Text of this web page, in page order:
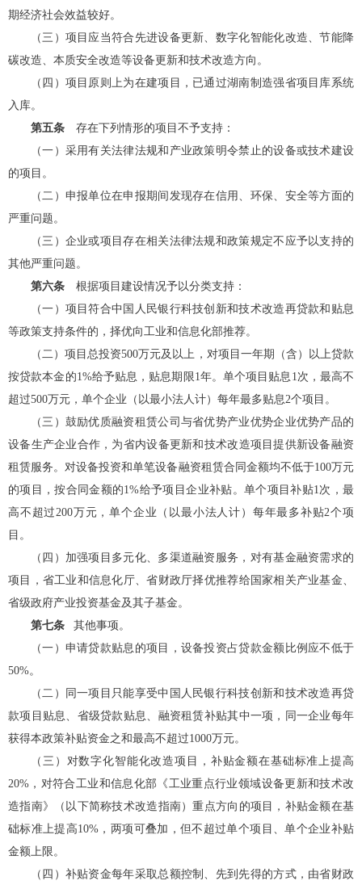
期经济社会效益较好。
（三） 项目应当符合先进设备更新、数字化智能化改造、节能降
碳改造、本质安全改造等设备更新和技术改造方向。
（四） 项目原则上为在建项目，已通过湖南制造强省项目库系统
入库。
第五条
存在下列情形的项目不予支持：
（一）采用有关法律法规和产业政策明令禁止的设备或技术建设
的项目。
（二）申报单位在申报期间发现存在信用、环保、安全等方面的
严重问题。
（三）企业或项目存在相关法律法规和政策规定不应予以支持的
其他严重问题。
第六条
根据项目建设情况予以分类支持：
（一） 项目符合中国人民银行科技创新和技术改造再贷款和贴息
等政策支持条件的，择优向工业和信息化部推荐。
（二）项目总投资500万元及以上，对项目一年期（含）以上贷款
按贷款本金的1%给予贴息，贴息期限1年。单个项目贴息1次，最高不
超过500万元，单个企业（以最小法人计）每年最多贴息2个项目。
（三） 鼓励优质融资租赁公司与省优势产业优势企业优势产品的
设备生产企业合作，为省内设备更新和技术改造项目提供新设备融资
租赁服务。对设备投资和单笔设备融资租赁合同金额均不低于100万元
的项目，按合同金额的1%给予项目企业补贴。单个项目补贴1次，最
高不超过200万元，单个企业（以最小法人计）每年最多补贴2个项
目。
（四） 加强项目多元化、多渠道融资服务，对有基金融资需求的
项目， 省工业和信息化厅、省财政厅择优推荐给国家相关产业基金、
省级政府产业投资基金及其子基金。
第七条 其他事项。
（一）申请贷款贴息的项目，设备投资占贷款金额比例应不低于
50%。
（二）同一项目只能享受中国人民银行科技创新和技术改造再贷
款项目贴息、省级贷款贴息、融资租赁补贴其中一项，同一企业每年
获得本政策补贴资金之和最高不超过1000万元。
（三）对数字化智能化改造项目，补贴金额在基础标准上提高
20%，对符合工业和信息化部《工业重点行业领域设备更新和技术改
造指南》
（ 以下简称技术改造指南）重点方向的项目，补贴金额在基
础标准上提高10%，两项可叠加，但不超过单个项目、单个企业补贴
金额上限。
（四）补贴资金每年采取总额控制、先到先得的方式，由省财政